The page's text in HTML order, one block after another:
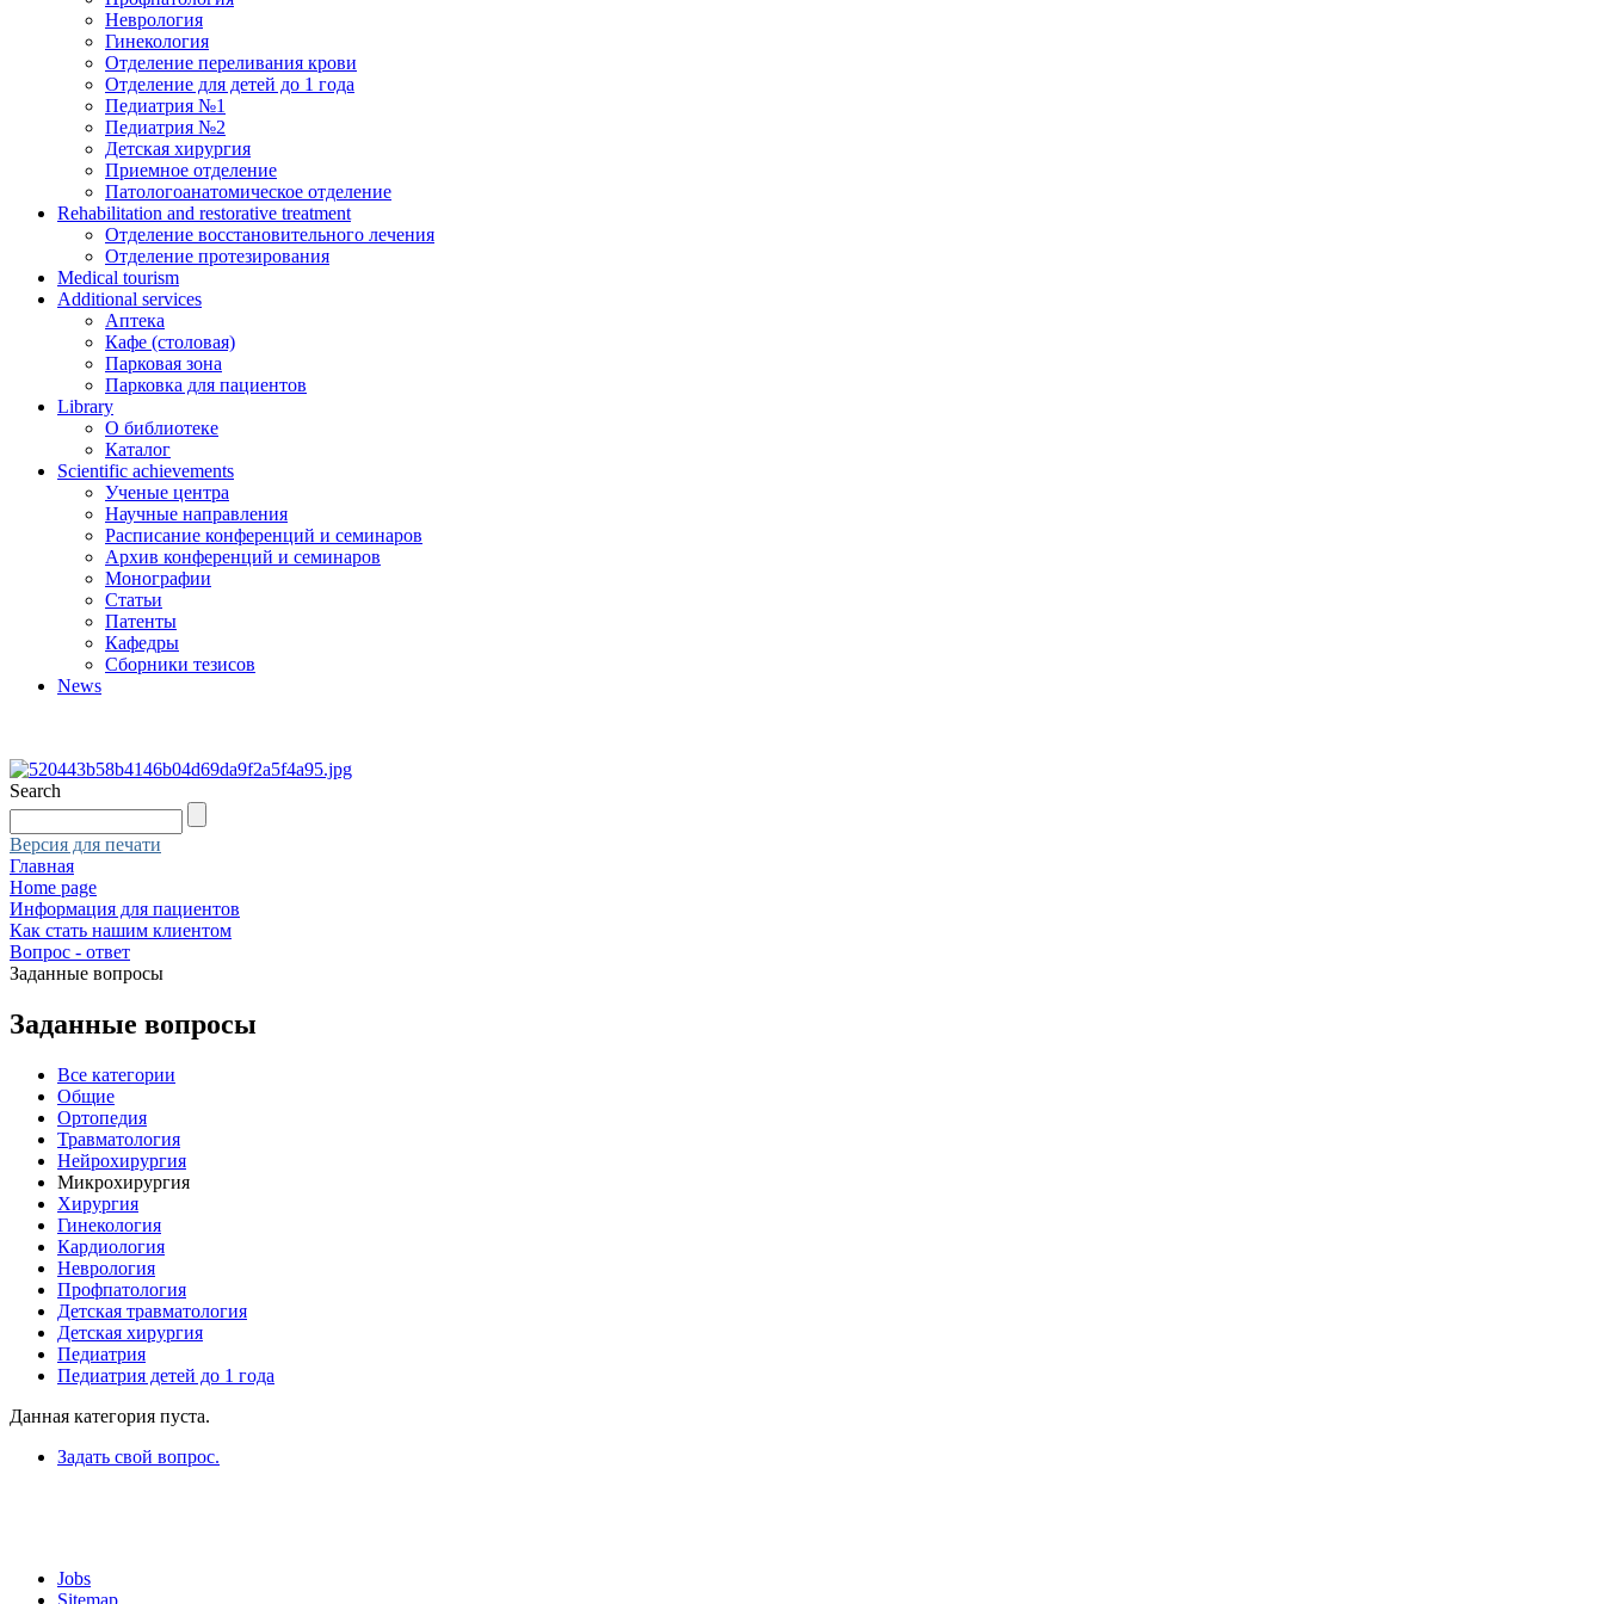
Неврология
Гинекология
Отделение переливания крови
Отделение для детей до 1 года
Педиатрия №1
Педиатрия №2
Детская хирургия
Приемное отделение
Патологоанатомическое отделение
Rehabilitation and restorative treatment
Отделение восстановительного лечения
Отделение протезирования
Medical tourism
Additional services
Аптека
Кафе (столовая)
Парковая зона
Парковка для пациентов
Library
О библиотеке
Каталог
Scientific achievements
Ученые центра
Научные направления
Расписание конференций и семинаров
Архив конференций и семинаров
Монографии
Статьи
Патенты
Кафедры
Сборники тезисов
News
Search
Версия для печати
Главная
Home page
Информация для пациентов
Как стать нашим клиентом
Вопрос - ответ
Заданные вопросы
Заданные вопросы
Все категории
Общие
Ортопедия
Травматология
Нейрохирургия
Микрохирургия
Хирургия
Гинекология
Кардиология
Неврология
Профпатология
Детская травматология
Детская хирургия
Педиатрия
Педиатрия детей до 1 года
Данная категория пуста.
Задать свой вопрос.
Jobs
Sitemap